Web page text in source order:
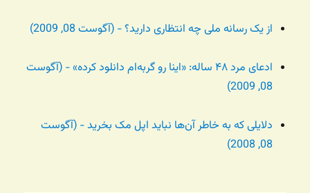
از یک رسانه ملی چه انتظاری دارید؟ - (آگوست 08, 2009)
ادعای مرد ۴۸ ساله: «اینا رو گربه‌ام دانلود کرده» - (آگوست
08, 2009)
دلایلی که به خاطر آن‌ها نباید اپل مک بخرید - (آگوست
08, 2008)